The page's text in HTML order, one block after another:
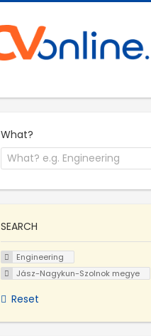
What?
SEARCH
Engineering
Jász-Nagykun-Szolnok megye
Reset